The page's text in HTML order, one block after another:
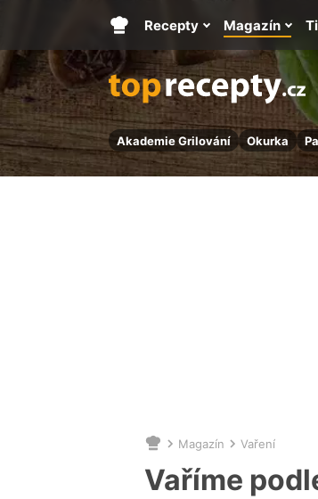
Akademie Grilování Okurka
Hlavní
stránka
Recepty Magazín
Nacházíte
se
zde:
Magazín Vaření
Vaříme